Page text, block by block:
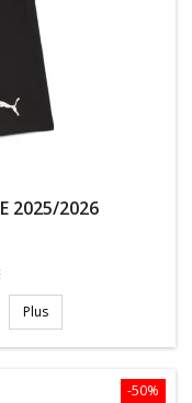
2025/2026
Plus
-50%